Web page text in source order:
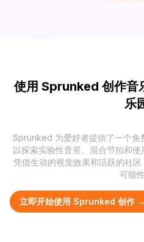
使用 Sprunked 创作音
乐
Sprunked 为爱好者提供了一个免
以探索实验性音景、混合节拍和使
凭借生动的视觉效果和活跃的社
可能性
立即开始使用 Sprunked 创作 →